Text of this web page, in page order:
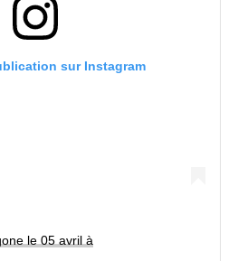
sur Instagram
le 05 avril à